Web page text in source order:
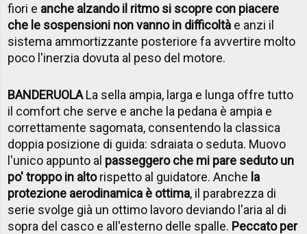
fiori e anche alzando il ritmo si scopre con piacere
che le sospensioni non vanno in difficoltà e anzi il
sistema ammortizzante posteriore fa avvertire molto
poco l'inerzia dovuta al peso del motore.
BANDERUOLALa sella ampia, larga e lunga offre tutto
il comfort che serve e anche la pedana è ampia e
correttamente sagomata, consentendo la classica
doppia posizione di guida: sdraiata o seduta. Muovo
l'unico appunto al passeggero che mi pare seduto un
po' troppo in altorispetto al guidatore. Anche la
protezione aerodinamica è ottima, il parabrezza di
serie svolge già un ottimo lavoro deviando l'aria al di
sopra del casco e all'esterno delle spalle. Peccato per